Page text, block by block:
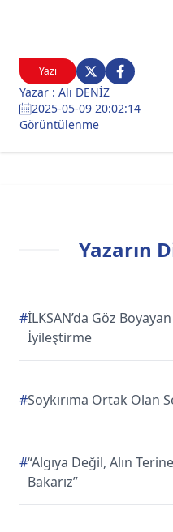
Yazı
Yazar : Ali DENİZ
2025-05-09 20:02:14
Görüntülenme
Yazarın
#İLKSAN’da Göz Boyayan
İyileştirme
#Soykırıma Ortak Olan
#“Algıya Değil, Alın Terine
Bakarız”